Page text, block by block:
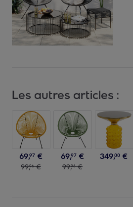
Les autres articles :
69,97 €
99,96 €
69,97 €
99,96 €
349,00 €